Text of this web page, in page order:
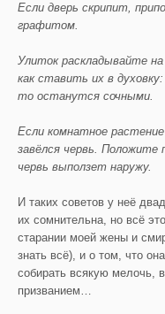
Если дверь скрипит,
графитом.
Улиток раскладывайте
как ставить их в
то останутся сочными.
Если комнатное
завёлся червь. Положите
червь выползет наружу.
И таких советов у неё
их сомнительна, но всё
старании моей жены и
знать всё), и о том, что
собирать всякую мелочь,
призванием…